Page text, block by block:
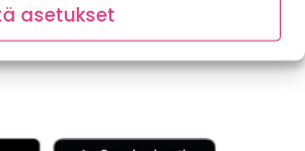
asetukset